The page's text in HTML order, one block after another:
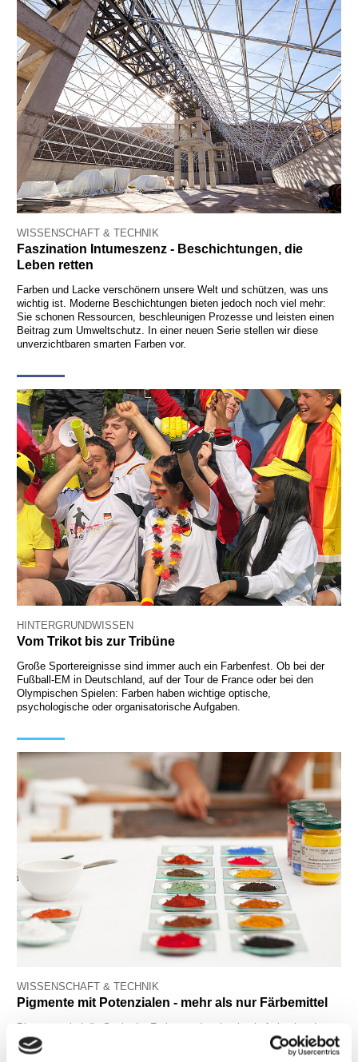
WISSENSCHAFT & TECHNIK
Faszination Intumeszenz - Beschichtungen, die
Leben retten
Farben und Lacke verschönern unsere Welt und schützen, was uns
wichtig ist. Moderne Beschichtungen bieten jedoch noch viel mehr:
Sie schonen Ressourcen, beschleunigen Prozesse und leisten einen
Beitrag zum Umweltschutz. In einer neuen Serie stellen wir diese
unverzichtbaren smarten Farben vor.
HINTERGRUNDWISSEN
Vom Trikot bis zur Tribüne
Große Sportereignisse sind immer auch ein Farbenfest. Ob bei der
Fußball-EM in Deutschland, auf der Tour de France oder bei den
Olympischen Spielen: Farben haben wichtige optische,
psychologische oder organisatorische Aufgaben.
WISSENSCHAFT & TECHNIK
Pigmente mit Potenzialen - mehr als nur Färbemittel
Pigmente sind die Seele der Farben und mehr als ein farbgebendes
Pulver. Entwickler und Verarbeiter forschen angesichts des
Klimawandels daran, wie sie für mehr Nachhaltigkeit sorgen und